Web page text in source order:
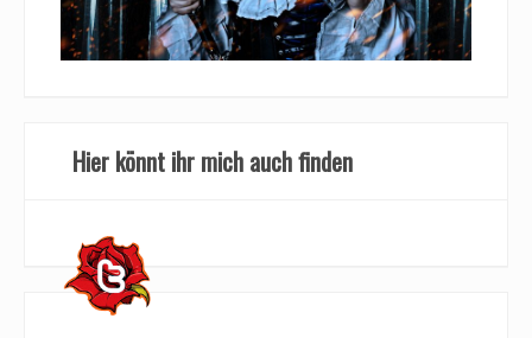
Hier könnt ihr mich auch finden